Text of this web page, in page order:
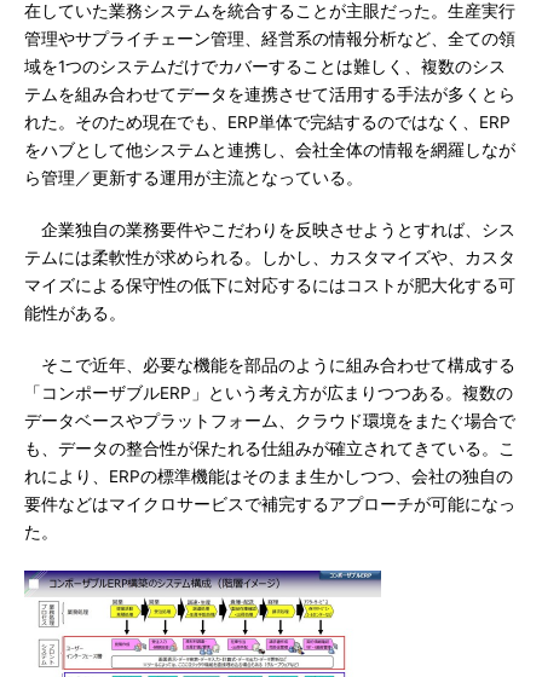
在していた業務システムを統合することが主眼だった。生産実行
管理やサプライチェーン管理、経営系の情報分析など、全ての領
域を1つのシステムだけでカバーすることは難しく、複数のシス
テムを組み合わせてデータを連携させて活用する手法が多くとら
れた。そのため現在でも、ERP単体で完結するのではなく、ERP
をハブとして他システムと連携し、会社全体の情報を網羅しなが
ら管理／更新する運用が主流となっている。
企業独自の業務要件やこだわりを反映させようとすれば、シス
テムには柔軟性が求められる。しかし、カスタマイズや、カスタ
マイズによる保守性の低下に対応するにはコストが肥大化する可
能性がある。
そこで近年、必要な機能を部品のように組み合わせて構成する
「コンポーザブルERP」という考え方が広まりつつある。複数の
データベースやプラットフォーム、クラウド環境をまたぐ場合で
も、データの整合性が保たれる仕組みが確立されてきている。こ
れにより、ERPの標準機能はそのまま生かしつつ、会社の独自の
要件などはマイクロサービスで補完するアプローチが可能になっ
た。